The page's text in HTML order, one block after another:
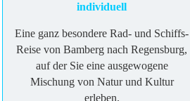
individuell
Eine ganz besondere Rad- und Schiffs-
Reise von Bamberg nach Regensburg,
auf der Sie eine ausgewogene
Mischung von Natur und Kultur
erleben.